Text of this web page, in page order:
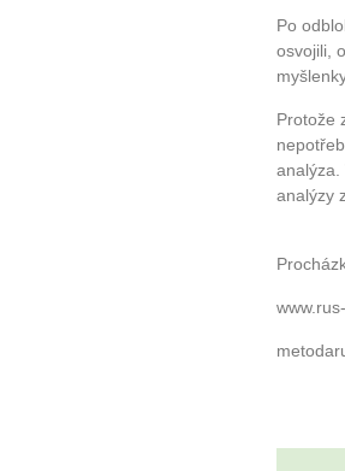
Po
osvojili,
Protože
analýza.
analýzy